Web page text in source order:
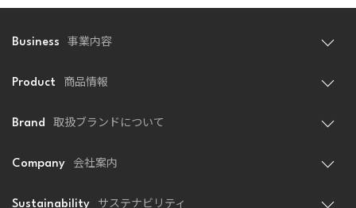
(1) 当社は、個人情報保護管理者を選任し、個人情報
(2) 当社は、役員及び従業員に対し、個人情報の保護
及び適正な管理方法についての研修を実施し、日
します。
Business 事業内容
Product 商品情報
Brand 取扱ブランドについて
Company 会社案内
Sustainability サステナビリティ